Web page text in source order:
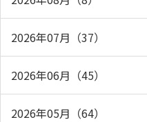
2026年07月（37）
2026年06月（45）
2026年05月（64）